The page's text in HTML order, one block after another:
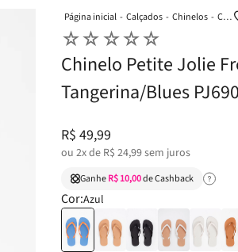
Calçados Chinelos Chinelo Petite Jolie Fresh Tangerina/Blues PJ6901II
☆☆☆☆☆
Chinelo Petite Jolie
Tangerina/Blues
R$ 49,99
ou 2x de R$ 24,99sem juros
GanheR$ 10,00de Cashback
Cor:Azul